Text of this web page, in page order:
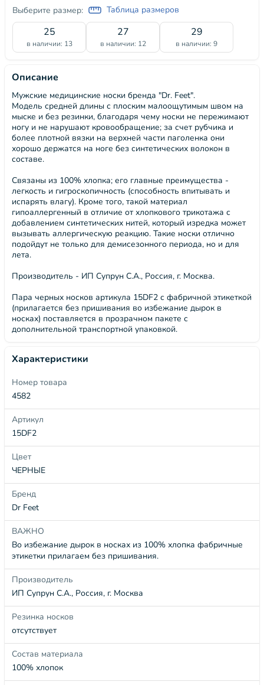
Выберите размер: Таблица размеров
25
в наличии: 13
27
в наличии: 12
29
в наличии: 9
Описание
Мужские медицинские носки бренда "Dr. Feet".
Модель средней длины с плоским малоощутимым швом на
мыске и без резинки, благодаря чему носки не пережимают
ногу и не нарушают кровообращение; за счет рубчика и
более плотной вязки на верхней части паголенка они
хорошо держатся на ноге без синтетических волокон в
составе.
Связаны из 100% хлопка; его главные преимущества -
легкость и гигроскопичность (способность впитывать и
испарять влагу). Кроме того, такой материал
гипоаллергенный в отличие от хлопкового трикотажа с
добавлением синтетических нитей, который изредка может
вызывать аллергическую реакцию. Такие носки отлично
подойдут не только для демисезонного периода, но и для
лета.
Производитель - ИП Супрун С.А., Россия, г. Москва.
Пара черных носков артикула 15DF2 с фабричной этикеткой
(прилагается без пришивания во избежание дырок в
носках) поставляется в прозрачном пакете с
дополнительной транспортной упаковкой.
Характеристики
Номер товара
4582
Артикул
15DF2
Цвет
ЧЕРНЫЕ
Бренд
Dr Feet
ВАЖНО
Во избежание дырок в носках из 100% хлопка фабричные
этикетки прилагаем без пришивания.
Производитель
ИП Супрун С.А., Россия, г. Москва
Резинка носков
отсутствует
Состав материала
100% хлопок